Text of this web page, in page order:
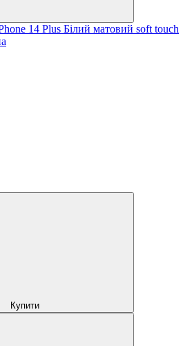
14 Plus Білий матовий soft touch
Купити